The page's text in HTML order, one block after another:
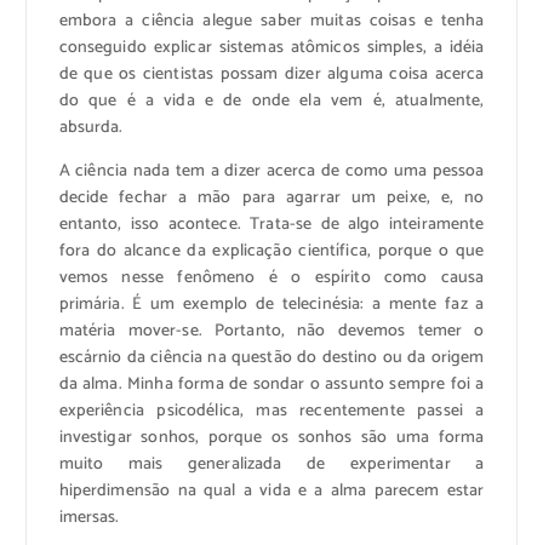
embora a ciência alegue saber muitas coisas e tenha
conseguido explicar sistemas atômicos simples, a idéia
de que os cientistas possam dizer alguma coisa acerca
do que é a vida e de onde ela vem é, atualmente,
absurda.
A ciência nada tem a dizer acerca de como uma pessoa
decide fechar a mão para agarrar um peixe, e, no
entanto, isso acontece. Trata-se de algo inteiramente
fora do alcance da explicação científica, porque o que
vemos nesse fenômeno é o espírito como causa
primária. É um exemplo de telecinésia: a mente faz a
matéria mover-se. Portanto, não devemos temer o
escárnio da ciência na questão do destino ou da origem
da alma. Minha forma de sondar o assunto sempre foi a
experiência psicodélica, mas recentemente passei a
investigar sonhos, porque os sonhos são uma forma
muito mais generalizada de experimentar a
hiperdimensão na qual a vida e a alma parecem estar
imersas.